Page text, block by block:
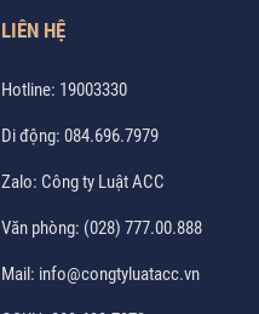
LIÊN HỆ
Hotline: 19003330
Di động: 084.696.7979
Zalo: Công ty Luật ACC
Văn phòng: (028) 777.00.888
Mail: info@congtyluatacc.vn